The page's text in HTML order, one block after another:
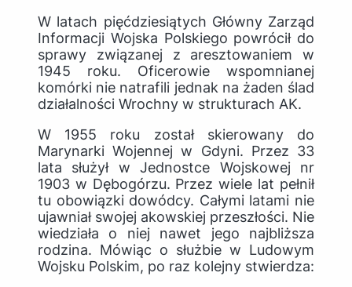
W latach pięćdziesiątych Główny Zarząd
Informacji Wojska Polskiego powrócił do
sprawy związanej z aresztowaniem w
1945 roku. Oficerowie wspomnianej
komórki nie natrafili jednak na żaden ślad
działalności Wrochny w strukturach AK.
W 1955 roku został skierowany do
Marynarki Wojennej w Gdyni. Przez 33
lata służył w Jednostce Wojskowej nr
1903 w Dębogórzu. Przez wiele lat pełnił
tu obowiązki dowódcy. Całymi latami nie
ujawniał swojej akowskiej przeszłości. Nie
wiedziała o niej nawet jego najbliższa
rodzina. Mówiąc o służbie w Ludowym
Wojsku Polskim, po raz kolejny stwierdza: